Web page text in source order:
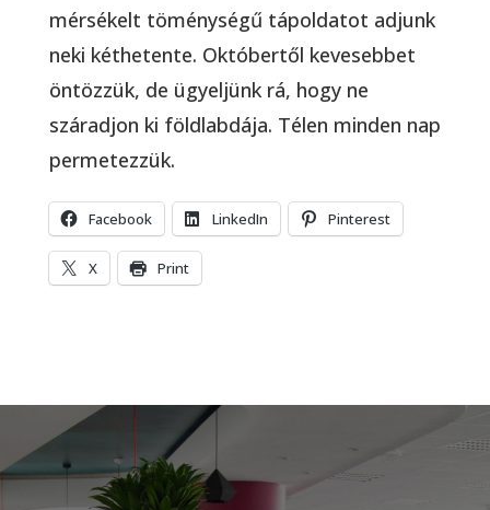
mérsékelt töménységű tápoldatot adjunk
neki kéthetente. Októbertől kevesebbet
öntözzük, de ügyeljünk rá, hogy ne
száradjon ki földlabdája. Télen minden nap
permetezzük.
Facebook LinkedIn Pinterest
X Print